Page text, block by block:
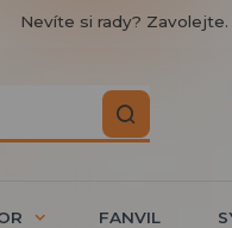
Nevíte si rady? Zavolejte.
FANVIL